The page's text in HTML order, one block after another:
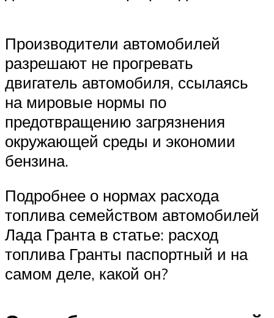
Производители автомобилей
разрешают не прогревать
двигатель автомобиля, ссылаясь
на мировые нормы по
предотвращению загрязнения
окружающей среды и экономии
бензина.
Подробнее о нормах расхода
топлива семейством автомобилей
Лада Гранта в статье: расход
топлива Гранты паспортный и на
самом деле, какой он?